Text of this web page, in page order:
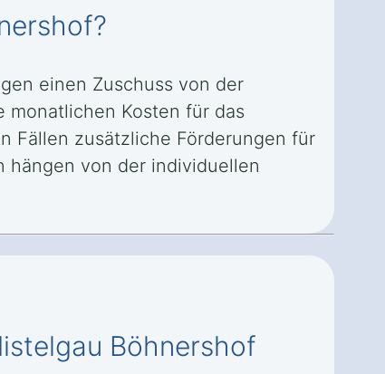
einen Zuschuss von der
monatlichen Kosten für das
Fällen zusätzliche Förderungen für
hängen von der individuellen
Böhnershof